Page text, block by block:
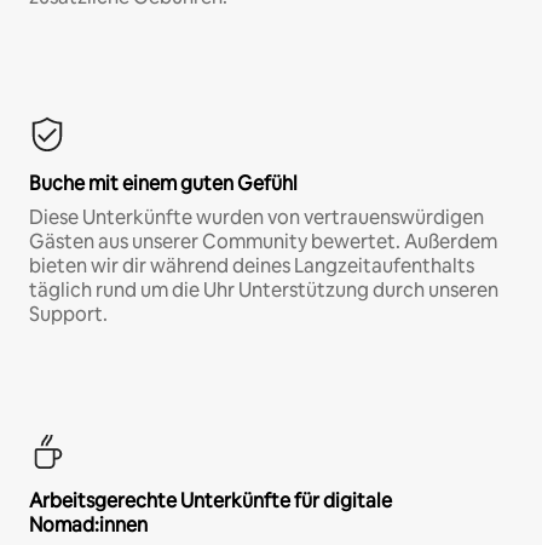
Buche mit einem guten Gefühl
Diese Unterkünfte wurden von vertrauenswürdigen
Gästen aus unserer Community bewertet. Außerdem
bieten wir dir während deines Langzeitaufenthalts
täglich rund um die Uhr Unterstützung durch unseren
Support.
Arbeitsgerechte Unterkünfte für digitale
Nomad:innen